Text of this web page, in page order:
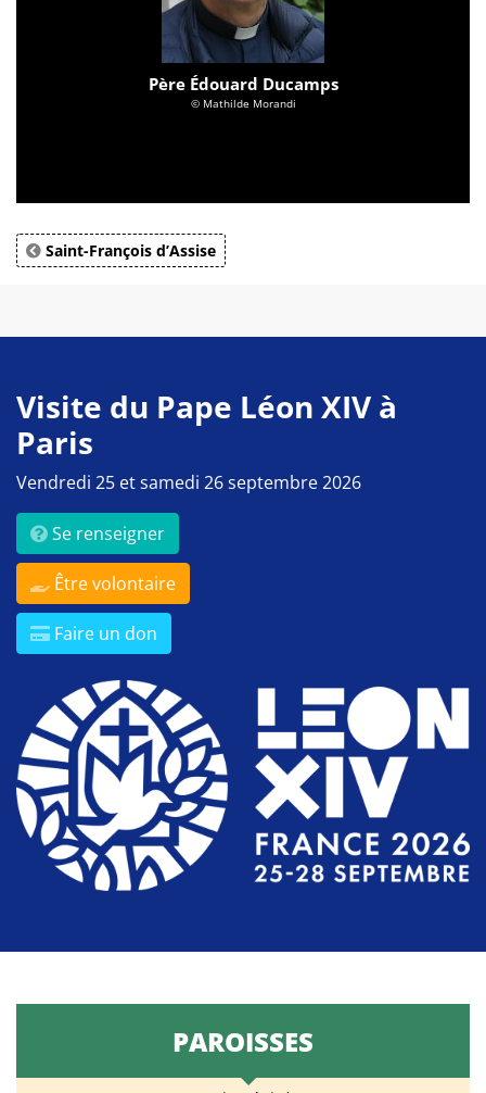
Père Édouard Ducamps
© Mathilde Morandi
Saint-François d’Assise
Visite du Pape Léon XIV à
Paris
Vendredi 25 et samedi 26 septembre 2026
Se renseigner
Être volontaire
Faire un don
PAROISSES